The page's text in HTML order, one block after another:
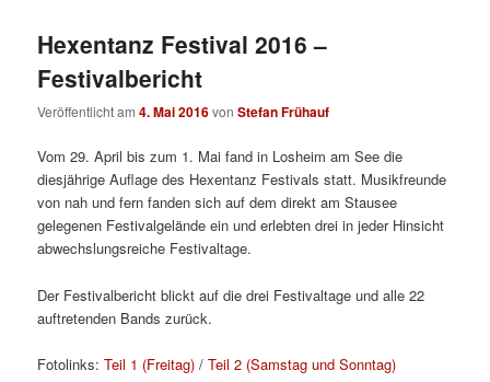
Hexentanz Festival 2016 –
Festivalbericht
Veröffentlicht am4. Mai 2016vonStefan Frühauf
Vom 29. April bis zum 1. Mai fand in Losheim am See die
diesjährige Auflage des Hexentanz Festivals statt. Musikfreunde
von nah und fern fanden sich auf dem direkt am Stausee
gelegenen Festivalgelände ein und erlebten drei in jeder Hinsicht
abwechslungsreiche Festivaltage.
Der Festivalbericht blickt auf die drei Festivaltage und alle 22
auftretenden Bands zurück.
Fotolinks:Teil 1 (Freitag) /Teil 2 (Samstag und Sonntag)